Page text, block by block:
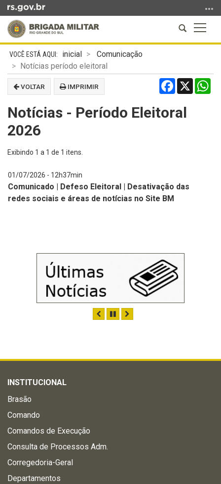
para
conteúdo
para
menu
para
busca
a
Abrir
a
Início
conteúdo
inicial
Comunicação
Notícias período eleitoral
VOLTAR IMPRIMIR Facebook
X
Notícias - Período Eleitoral
2026
Exibindo 1 a 1 de 1 itens.
01/07/2026 - 12h37min
Comunicado | Defeso Eleitoral | Desativação das
redes sociais e áreas de notícias no Site BM
ANTERIOR
PAUSAR
INSTITUCIONAL
Brasão
Comando
Comandos de Execução
Consulta de Processos Adm.
Corregedoria-Geral
Departamentos